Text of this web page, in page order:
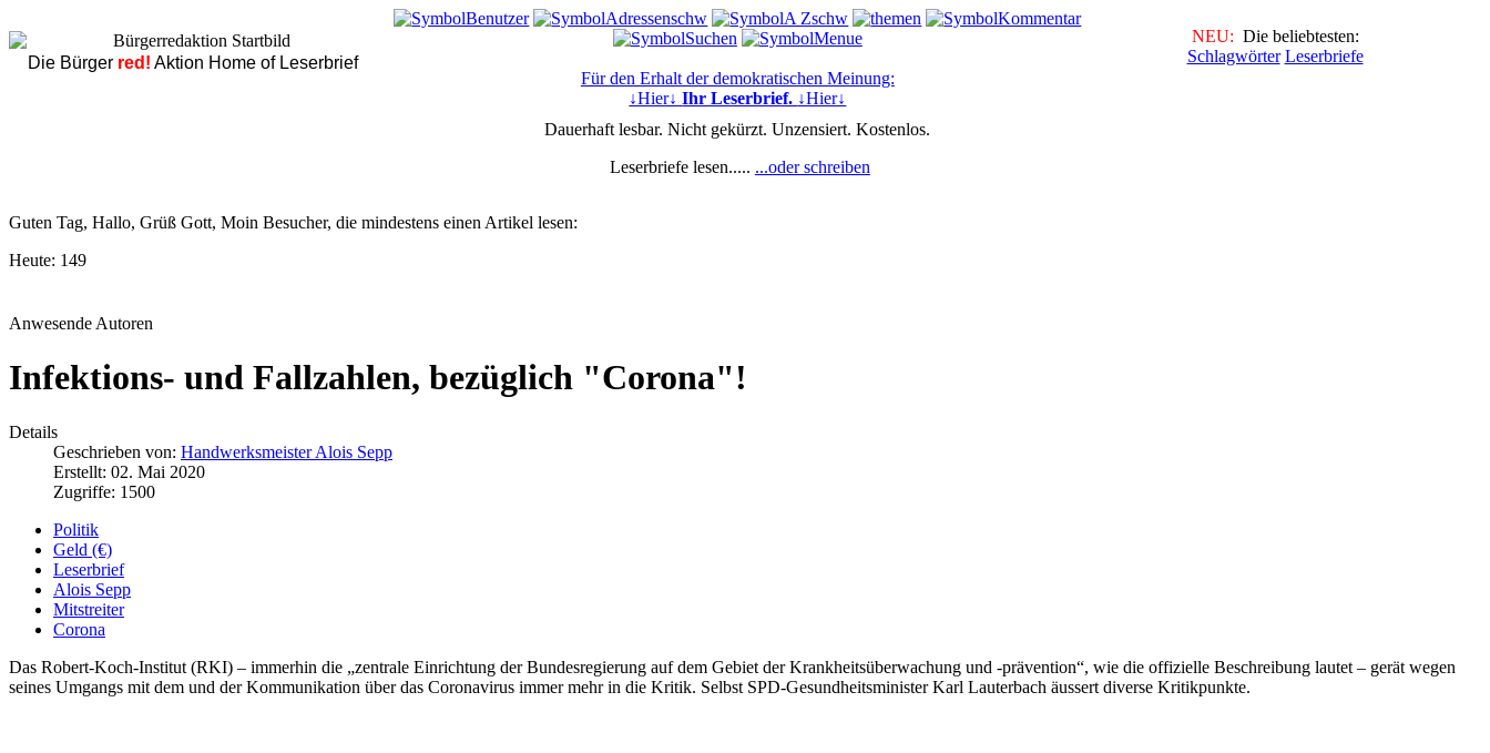
Die Bürger red! Aktion Home of Leserbrief
Für den Erhalt der demokratischen Meinung:
↓Hier↓Ihr Leserbrief. ↓Hier↓
Dauerhaft lesbar. Nicht gekürzt. Unzensiert. Kostenlos.
Leserbriefe lesen..... ...oder schreiben
NEU: Die beliebtesten:
Schlagwörter Leserbriefe
Guten Tag, Hallo, Grüß Gott, Moin Besucher, die mindestens einen Artikel lesen:
Heute: 149
Anwesende Autoren
Infektions- und Fallzahlen, bezüglich "Corona"!
Details
Geschrieben von: Handwerksmeister Alois Sepp
Erstellt: 02. Mai 2020
Zugriffe: 1500
Politik
Geld (€)
Leserbrief
Alois Sepp
Mitstreiter
Corona
Das Robert-Koch-Institut (RKI) – immerhin die „zentrale Einrichtung der Bundesregierung auf dem Gebiet der Krankheitsüberwachung und -prävention“, wie die offizielle Beschreibung lautet – gerät wegen
seines Umgangs mit dem und der Kommunikation über das Coronavirus immer mehr in die Kritik. Selbst SPD-Gesundheitsminister Karl Lauterbach äussert diverse Kritikpunkte.